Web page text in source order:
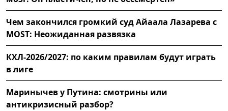
Чем закончился громкий суд Айаала Лазарева с
MOST: Неожиданная развязка
КХЛ-2026/2027: по каким правилам будут играть
в лиге
Маринычев у Путина: смотрины или
антикризисный разбор?